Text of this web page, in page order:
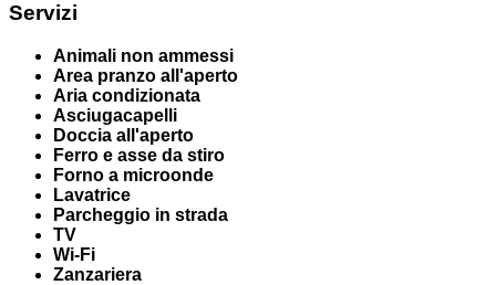
Servizi
Animali non ammessi
Area pranzo all'aperto
Aria condizionata
Asciugacapelli
Doccia all'aperto
Ferro e asse da stiro
Forno a microonde
Lavatrice
Parcheggio in strada
TV
Wi-Fi
Zanzariera